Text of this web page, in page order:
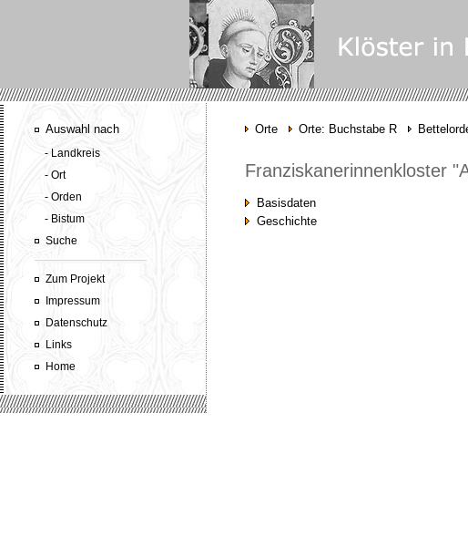
Auswahl nach
- Landkreis
- Ort
- Orden
- Bistum
Suche
Zum Projekt
Impressum
Datenschutz
Links
Home
Orte Orte: Buchstabe R
Franziskanerinnenkloster
Basisdaten
Geschichte